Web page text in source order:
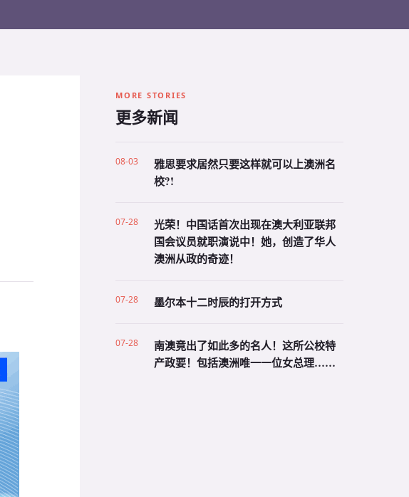
MORE STORIES
更多新闻
08-03
雅思要求居然只要这样就可以上澳洲名
校?!
07-28
光荣！中国话首次出现在澳大利亚联邦
国会议员就职演说中！她，创造了华人
澳洲从政的奇迹！
07-28 墨尔本十二时辰的打开方式
07-28
南澳竟出了如此多的名人！这所公校特
产政要！包括澳洲唯一一位女总理……